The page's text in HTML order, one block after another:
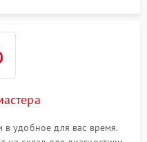
в удобное для вас время.